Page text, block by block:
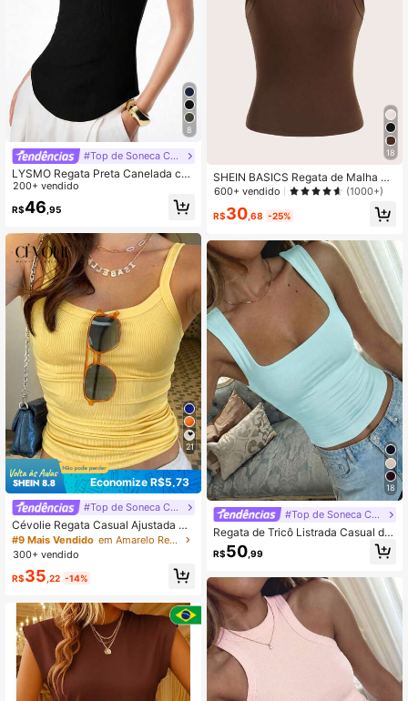
8
#Top de Soneca Cami Suave
LYSMO Regata Preta Canelada co
m Bainha Curva Feminina, Uso Cas
ual Diário
200+ vendido
R$46 ,95
21
Economize R$5,73
#Top de Soneca Cami Suave
Cévolie Regata Casual Ajustada Ca
nelada Cor Sólida para Mulheres
#9 Mais Vendido
em Amarelo Regatas sem mangas
300+ vendido
R$35 ,22 -14%
18
SHEIN BASICS Regata de Malha Ca
nelada Lisa/Blusas de Verão para M
600+ vendido (1000+)
R$30 ,68 -25%
18
#Top de Soneca Cami Suave
Regata de Tricô Listrada Casual de
Verão para Mulheres
R$50 ,99